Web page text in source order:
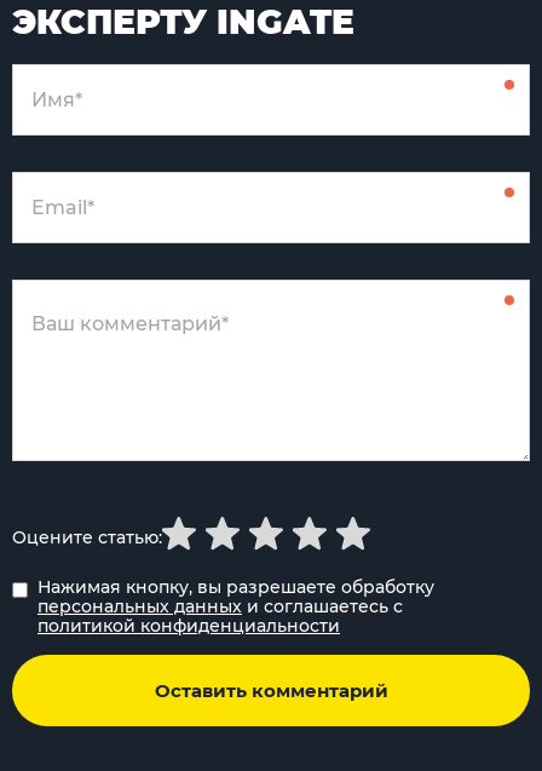
ЭКСПЕРТУ INGATE
Нажимая кнопку, вы разрешаете обработку
персональных данных и соглашаетесь с
политикой конфиденциальности
Оставить комментарий
Оцените статью: